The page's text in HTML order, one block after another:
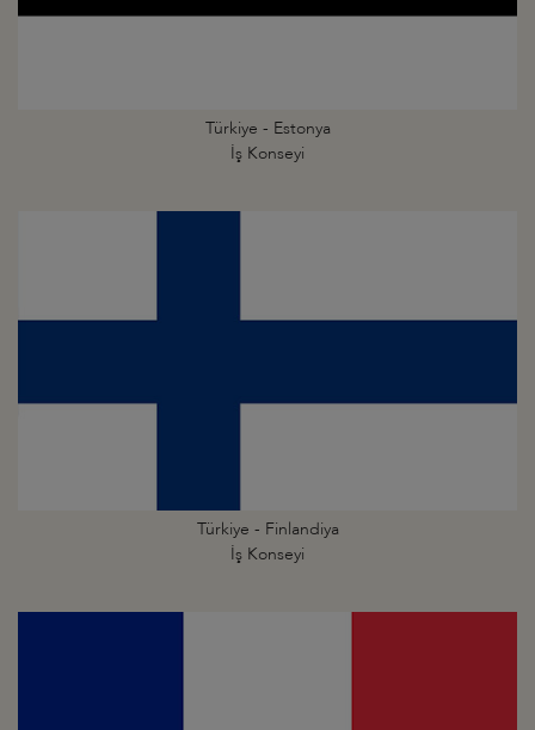
Türkiye - Estonya
İş Konseyi
Türkiye - Finlandiya
İş Konseyi